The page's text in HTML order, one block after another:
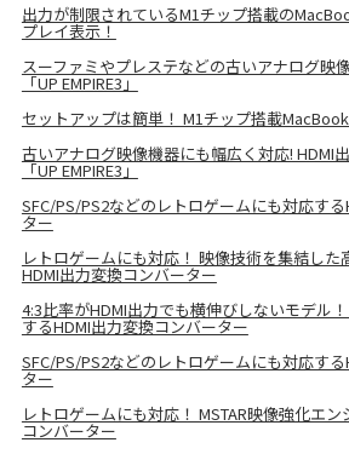
出力が制限されているM1チップ搭載の
プレイ表示！
スーファミやプレステなどの古いアナログ映
「UP EMPIRE3」
セットアップは簡単！ M1チップ搭載
古いアナログ映像機器にも幅広く対応! HDMI
「UP EMPIRE3」
SFC/PS/PS2などのレトロゲームにも対応す
ター
レトロゲームにも対応！ 映像技術を集結した
HDMI出力変換コンバーター
4:3比率がHDMI出力でも横伸びしないモデル
するHDMI出力変換コンバーター
SFC/PS/PS2などのレトロゲームにも対応す
ター
レトロゲームにも対応！ MSTAR映像強化エ
コンバーター